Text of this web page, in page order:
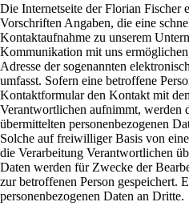
Die Internetseite der Florian Fischer
Vorschriften Angaben, die eine
Kontaktaufnahme zu unserem
Kommunikation mit uns
Adresse der sogenannten
umfasst. Sofern eine betroffene
Kontaktformular den Kontakt mit
Verantwortlichen aufnimmt, werden
übermittelten personenbezogenen
Solche auf freiwilliger Basis von
die Verarbeitung Verantwortlichen
Daten werden für Zwecke der
zur betroffenen Person gespeichert.
personenbezogenen Daten an Dritte.